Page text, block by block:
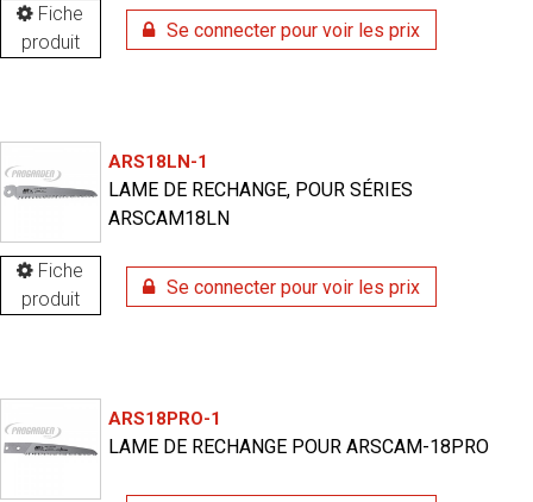
Fiche
produit
Se connecter pour voir les prix
Fiche
produit
ARS18LN-1
LAME DE RECHANGE, POUR SÉRIES
ARSCAM18LN
Se connecter pour voir les prix
ARS18PRO-1
LAME DE RECHANGE POUR ARSCAM-18PRO